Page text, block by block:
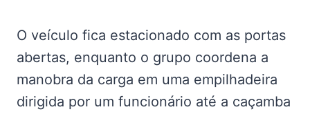
O veículo fica estacionado com as portas
abertas, enquanto o grupo coordena a
manobra da carga em uma empilhadeira
dirigida por um funcionário até a caçamba